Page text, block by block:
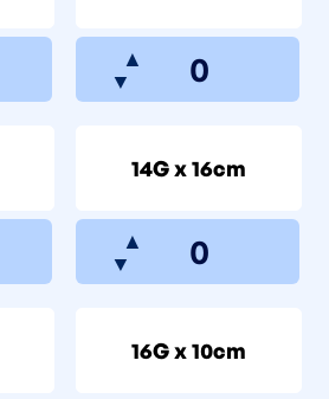
▲
▼
14G x 16cm
▲
▼
16G x 10cm